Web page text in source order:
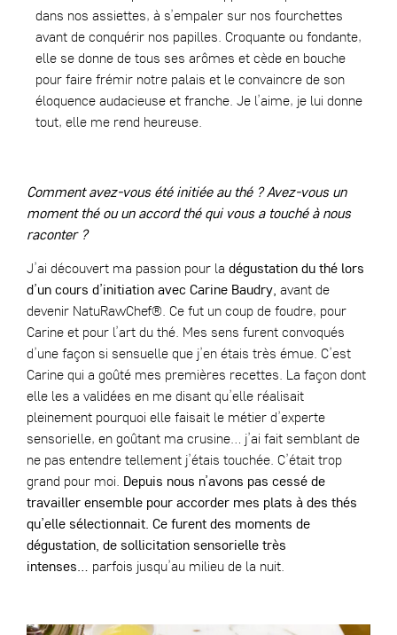
dans nos assiettes, à s’empaler sur nos fourchettes
avant de conquérir nos papilles. Croquante ou fondante,
elle se donne de tous ses arômes et cède en bouche
pour faire frémir notre palais et le convaincre de son
éloquence audacieuse et franche. Je l’aime, je lui donne
tout, elle me rend heureuse.
Comment avez-vous été initiée au thé ? Avez-vous un
moment thé ou un accord thé qui vous a touché à nous
raconter ?
J’ai découvert ma passion pour la dégustation du thé lors
d’un cours d’initiation avec Carine Baudry, avant de
devenir NatuRawChef®. Ce fut un coup de foudre, pour
Carine et pour l’art du thé. Mes sens furent convoqués
d’une façon si sensuelle que j’en étais très émue. C’est
Carine qui a goûté mes premières recettes. La façon dont
elle les a validées en me disant qu’elle réalisait
pleinement pourquoi elle faisait le métier d’experte
sensorielle, en goûtant ma crusine… j’ai fait semblant de
ne pas entendre tellement j’étais touchée. C’était trop
grand pour moi. Depuis nous n’avons pas cessé de
travailler ensemble pour accorder mes plats à des thés
qu’elle sélectionnait. Ce furent des moments de
dégustation, de sollicitation sensorielle très
intenses…
parfois jusqu’au milieu de la nuit.